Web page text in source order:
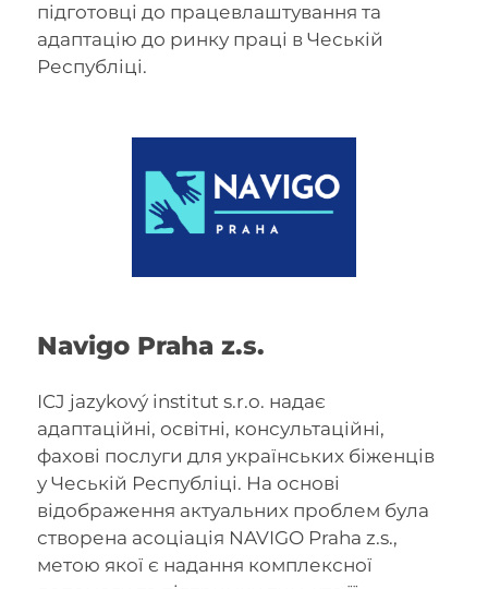
підготовці до працевлаштування та
адаптацію до ринку праці в Чеській
Республіці.
Navigo Praha z.s.
ICJ jazykový institut s.r.o. надає
адаптаційні, освітні, консультаційні,
фахові послуги для українських біженців
у Чеській Республіці. На основі
відображення актуальних проблем була
створена асоціація NAVIGO Praha z.s.,
метою якої є надання комплексної